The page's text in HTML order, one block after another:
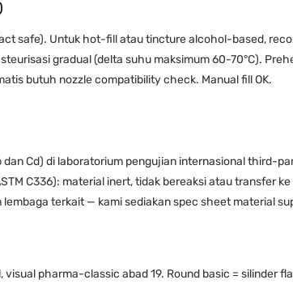
safe). Untuk hot-fill atau tincture alcohol-based,
gradual (delta suhu maksimum 60-70°C).
butuh nozzle compatibility check. Manual fill OK.
Cd) di laboratorium pengujian internasional third-
C336): material inert, tidak bereaksi atau transfer
terkait — kami sediakan spec sheet material
pharma-classic abad 19. Round basic = silinder